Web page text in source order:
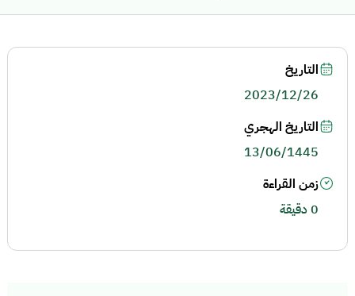
التاريخ
2023/12/26
التاريخ الهجري
13/06/1445
زمن القراءة
0 دقيقة